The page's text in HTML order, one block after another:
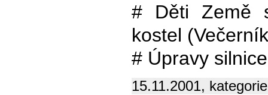
# Děti Země
kostel
# Úpravy
15.11.2001,